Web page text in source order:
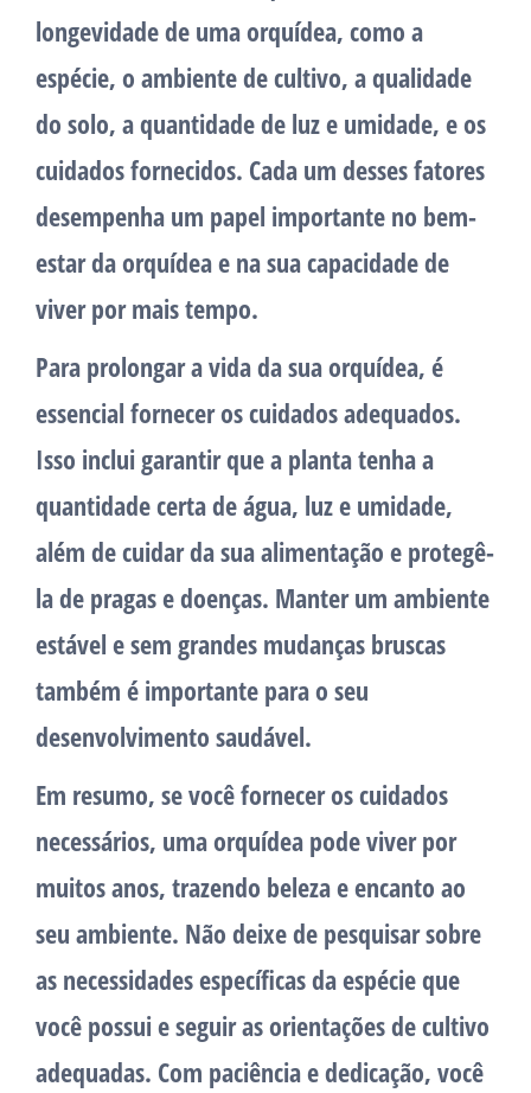
longevidade de uma orquídea, como a
espécie, o ambiente de cultivo, a qualidade
do solo, a quantidade de luz e umidade, e os
cuidados fornecidos. Cada um desses fatores
desempenha um papel importante no bem-
estar da orquídea e na sua capacidade de
viver por mais tempo.
Para prolongar a vida da sua orquídea, é
essencial fornecer os cuidados adequados.
Isso inclui garantir que a planta tenha a
quantidade certa de água, luz e umidade,
além de cuidar da sua alimentação e protegê-
la de pragas e doenças. Manter um ambiente
estável e sem grandes mudanças bruscas
também é importante para o seu
desenvolvimento saudável.
Em resumo, se você fornecer os cuidados
necessários, uma orquídea pode viver por
muitos anos, trazendo beleza e encanto ao
seu ambiente. Não deixe de pesquisar sobre
as necessidades específicas da espécie que
você possui e seguir as orientações de cultivo
adequadas. Com paciência e dedicação, você